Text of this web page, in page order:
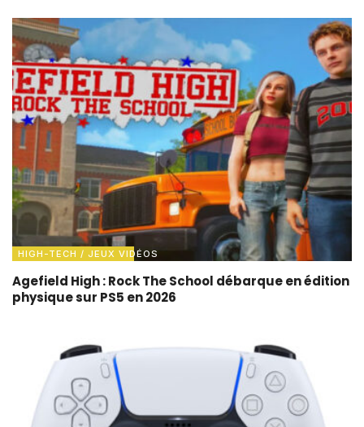
HIGH-TECH / JEUX VIDÉOS
Agefield High : Rock The School débarque en édition
physique sur PS5 en 2026